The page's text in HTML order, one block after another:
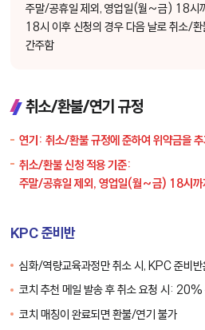
주말/공휴일 제외, 영업일(월~금) 18시
18시 이후 신청의 경우 다음 날로 취소/
간주함
취소/환불/연기 규정
연기: 취소/환불 규정에 준하여 위약금을
취소/환불 신청 적용 기준:
주말/공휴일 제외, 영업일(월~금) 18시까
KPC 준비반
심화/역량교육과정만 취소 시, KPC 준비반
코치 추천 메일 발송 후 취소 요청 시: 20%
코치 매칭이 완료되면 환불/연기 불가